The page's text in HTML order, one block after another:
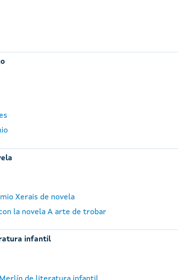
Xerais de novela
la novela A arte de trobar
infantil